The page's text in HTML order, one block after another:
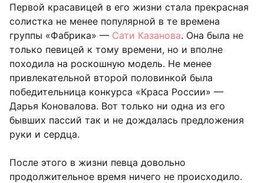
Первой красавицей в его жизни стала прекрасная
солистка не менее популярной в те времена
группы «Фабрика» — Сати Казанова. Она была не
только певицей к тому времени, но и вполне
походила на роскошную модель. Не менее
привлекательной второй половинкой была
победительница конкурса «Краса России» —
Дарья Коновалова. Вот только ни одна из его
бывших пассий так и не дождалась предложения
руки и сердца.
После этого в жизни певца довольно
продолжительное время ничего не происходило.